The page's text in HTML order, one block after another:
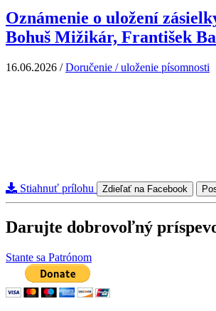
Oznámenie o uložení
Bohuš Mižikár, František
16.06.2026 /Doručenie / uloženie písomnosti
Stiahnuť prílohu Zdieľať na Facebook
Darujte dobrovoľný
Stante sa Patrónom